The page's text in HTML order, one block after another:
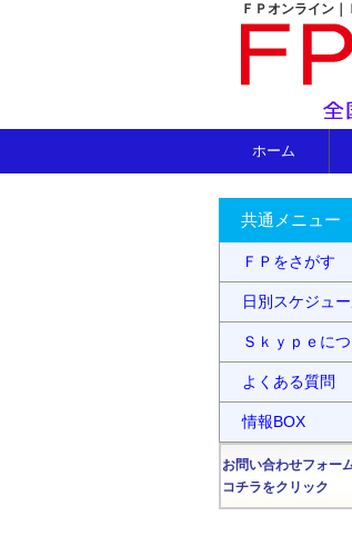
ＦＰオンライン
ホーム
共通メニュー
ＦＰをさがす
日別スケジュ
Ｓｋｙｐｅに
よくある質問
情報BOX
お問い合わせフォー
コチラをクリック